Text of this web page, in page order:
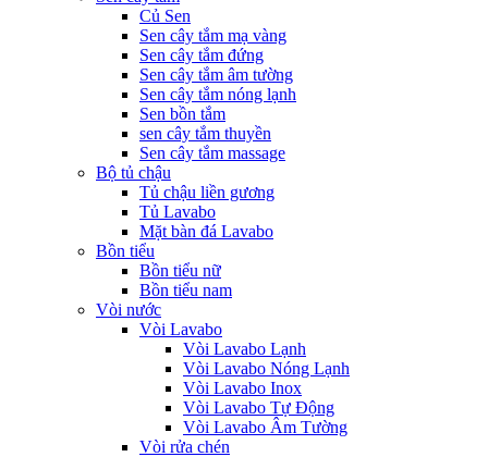
Củ Sen
Sen cây tắm mạ vàng
Sen cây tắm đứng
Sen cây tắm âm tường
Sen cây tắm nóng lạnh
Sen bồn tắm
sen cây tắm thuyền
Sen cây tắm massage
Bộ tủ chậu
Tủ chậu liền gương
Tủ Lavabo
Mặt bàn đá Lavabo
Bồn tiểu
Bồn tiểu nữ
Bồn tiểu nam
Vòi nước
Vòi Lavabo
Vòi Lavabo Lạnh
Vòi Lavabo Nóng Lạnh
Vòi Lavabo Inox
Vòi Lavabo Tự Động
Vòi Lavabo Âm Tường
Vòi rửa chén